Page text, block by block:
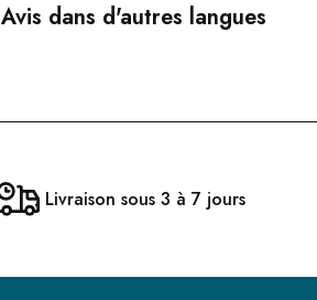
Avis dans d'autres langues
Livraison sous 3 à 7 jours